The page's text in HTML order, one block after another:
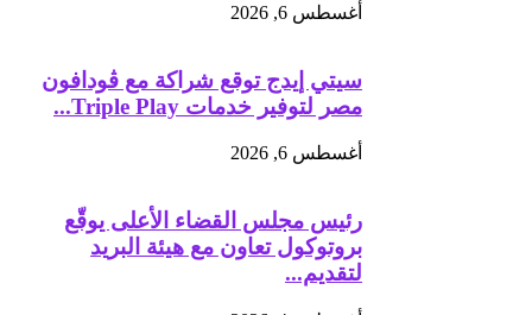
أغسطس 6, 2026
سيتي إيدج توقع شراكة مع ڤودافون
مصر لتوفير خدمات Triple Play...
أغسطس 6, 2026
رئيس مجلس القضاء الأعلى يوقّع
بروتوكول تعاون مع هيئة البريد
لتقديم...